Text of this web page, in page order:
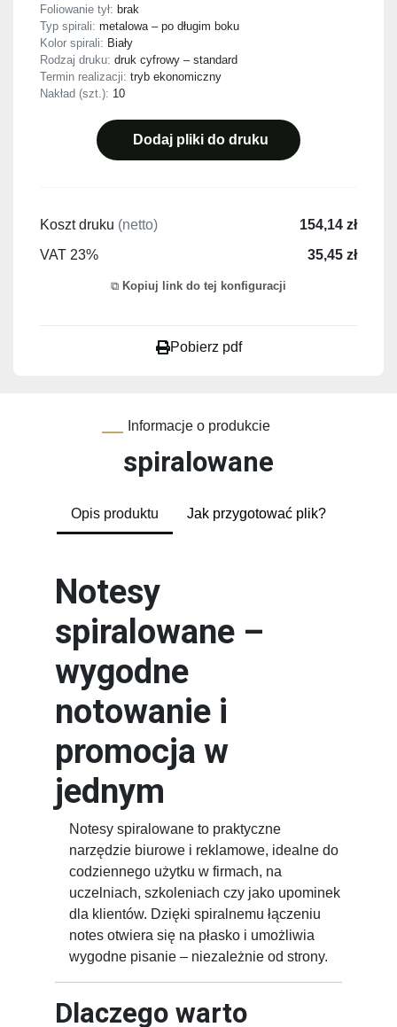
Foliowanie tył: brak
Typ spirali: metalowa – po długim boku
Kolor spirali: Biały
Rodzaj druku: druk cyfrowy – standard
Termin realizacji: tryb ekonomiczny
Nakład (szt.): 10
Dodaj pliki do druku
Koszt druku (netto)
154,14 zł
VAT 23%
35,45 zł
Kopiuj link do tej konfiguracji
Pobierz pdf
Informacje o produkcie
spiralowane
Opis produktu Jak przygotować plik?
Notesy
spiralowane –
wygodne
notowanie i
promocja w
jednym
Notesy spiralowane to praktyczne
narzędzie biurowe i reklamowe, idealne do
codziennego użytku w firmach, na
uczelniach, szkoleniach czy jako upominek
dla klientów. Dzięki spiralnemu łączeniu
notes otwiera się na płasko i umożliwia
wygodne pisanie – niezależnie od strony.
Dlaczego warto